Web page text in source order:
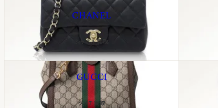
CHANEL
シャネル買取
GUCCI
グッチ買取